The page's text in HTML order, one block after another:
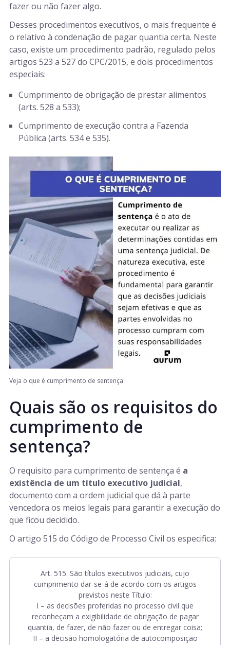
fazer ou não fazer algo.
Desses procedimentos executivos, o mais frequente é
o relativo à condenação de pagar quantia certa. Neste
caso, existe um procedimento padrão, regulado pelos
artigos 523 a 527 do CPC/2015, e dois procedimentos
especiais:
Cumprimento de obrigação de prestar alimentos
(arts. 528 a 533);
Cumprimento de execução contra a Fazenda
Pública (arts. 534 e 535).
Veja o que é cumprimento de sentença
Quais são os requisitos do
cumprimento de
sentença?
O requisito para cumprimento de sentença é a
existência de um título executivo judicial,
documento com a ordem judicial que dá à parte
vencedora os meios legais para garantir a execução do
que ficou decidido.
O artigo 515 do Código de Processo Civil os especifica:
Art. 515. São títulos executivos judiciais, cujo
cumprimento dar-se-á de acordo com os artigos
previstos neste Título:
I – as decisões proferidas no processo civil que
reconheçam a exigibilidade de obrigação de pagar
quantia, de fazer, de não fazer ou de entregar coisa;
II – a decisão homologatória de autocomposição